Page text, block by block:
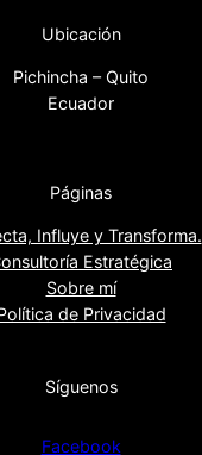
Ubicación
Pichincha – Quito
Ecuador
Páginas
Influye y Transforma.
Estratégica
Sobre mí
de Privacidad
Síguenos
Facebook